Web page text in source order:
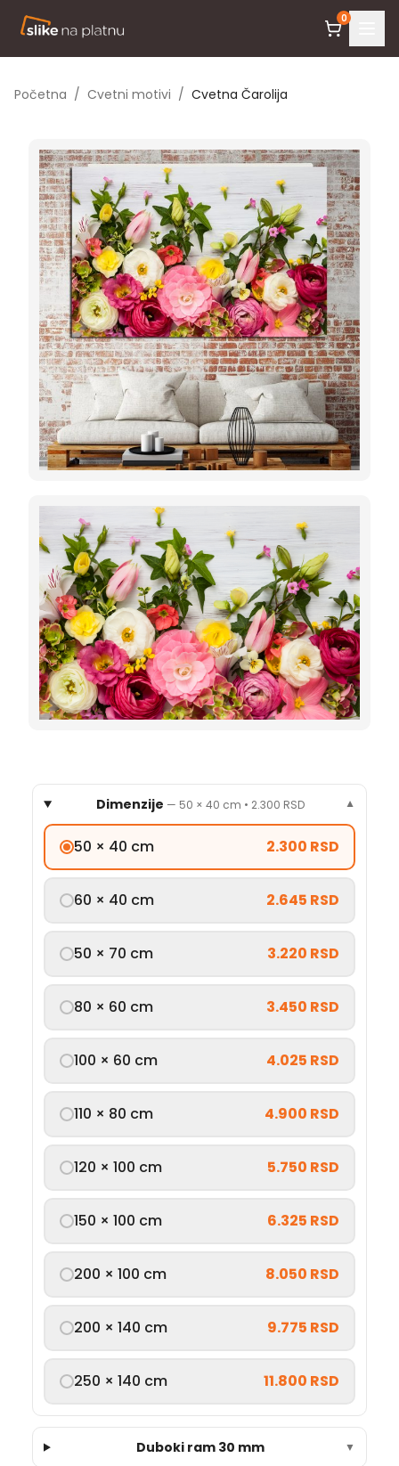
0
Početna / Cvetni motivi / Cvetna Čarolija
Dimenzije — 50 × 40 cm • 2.300 RSD ▼
50 × 40 cm 2.300 RSD
60 × 40 cm 2.645 RSD
50 × 70 cm 3.220 RSD
80 × 60 cm 3.450 RSD
100 × 60 cm 4.025 RSD
110 × 80 cm 4.900 RSD
120 × 100 cm 5.750 RSD
150 × 100 cm 6.325 RSD
200 × 100 cm 8.050 RSD
200 × 140 cm 9.775 RSD
250 × 140 cm 11.800 RSD
Duboki ram 30 mm ▼